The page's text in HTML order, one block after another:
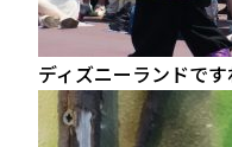
ディズニーランドで